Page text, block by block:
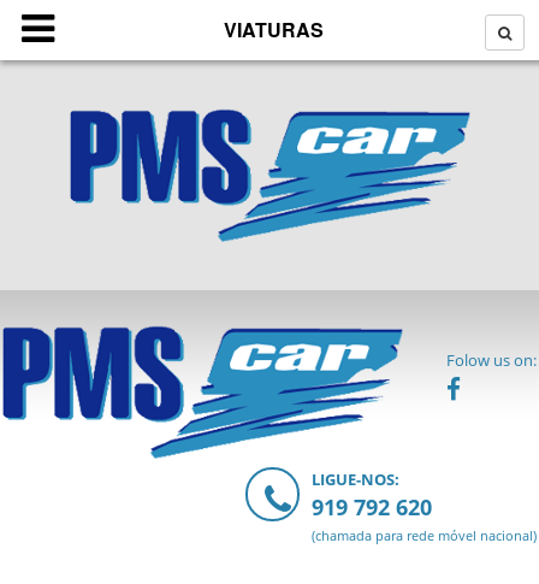
VIATURAS
Folow us on:
LIGUE-NOS:
919 792 620
(chamada para rede móvel nacional)